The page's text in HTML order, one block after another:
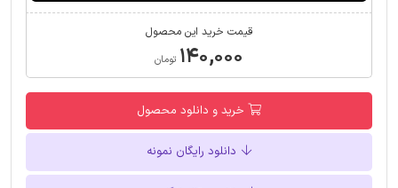
قیمت خرید این محصول
۱۴۰,۰۰۰ تومان
خرید و دانلود محصول
دانلود رایگان نمونه